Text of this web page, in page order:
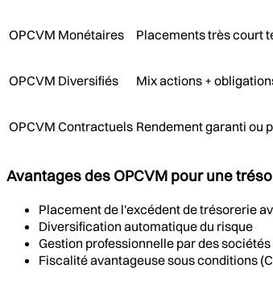
OPCVM Monétaires Placements très court
OPCVM Diversifiés Mix actions +
OPCVM Contractuels Rendement garanti ou
Avantages des OPCVM pour une
Placement de l'excédent de trésorerie
Diversification automatique du risque
Gestion professionnelle par des
Fiscalité avantageuse sous conditions